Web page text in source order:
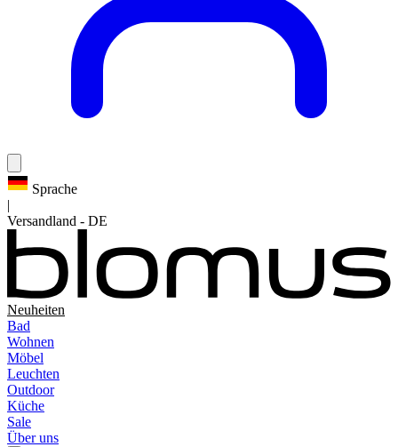
Sprache
|
Versandland - DE
Neuheiten
Bad
Wohnen
Möbel
Leuchten
Outdoor
Küche
Sale
Über uns